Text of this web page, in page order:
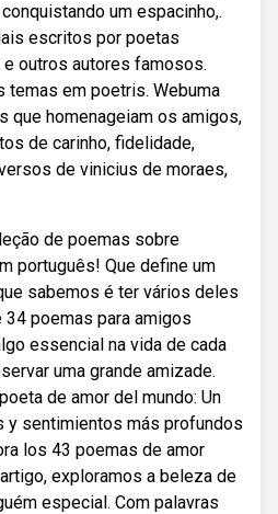
um espacinho,.
escritos por poetas
outros autores famosos.
temas em poetris. Webuma
que homenageiam os amigos,
de carinho, fidelidade,
de vinicius de moraes,
de poemas sobre
português! Que define um
sabemos é ter vários deles
poemas para amigos
essencial na vida de cada
uma grande amizade.
de amor del mundo: Un
y sentimientos más profundos
los 43 poemas de amor
exploramos a beleza de
especial. Com palavras